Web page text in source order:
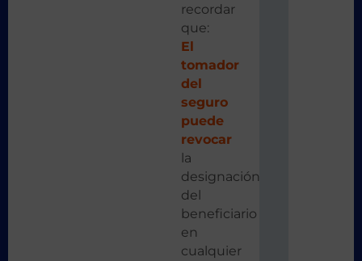
recordar
que:
El
tomador
del
seguro
puede
revocar
la
designación
del
beneficiario
en
cualquier